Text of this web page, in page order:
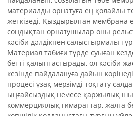
материалды орнатуға ең қолайлы
жеткізеді. Қыздырылған мембрана
сондықтан орнатушылар оны
кәсіби дәлдікпен салыстырмалы
Материал табиғи түрде суыған
бетті қалыптастырады, ол кәсіби
кезінде пайдалануға дайын
процесі ұзақ мерзімді тоқтату
ыңғайсыздық немесе қаржылық
коммерциялық ғимараттар, жалға